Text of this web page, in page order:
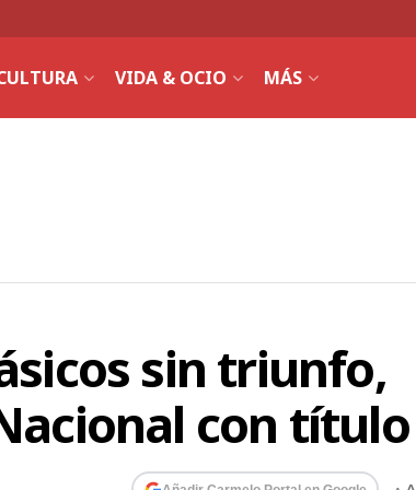
VIDA & OCIO MÁS
sin triunfo,
con título